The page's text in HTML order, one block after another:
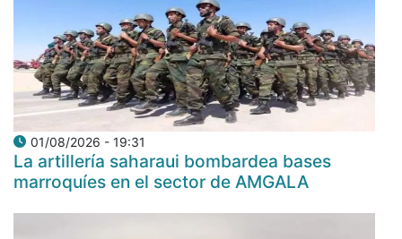
01/08/2026 - 19:31
La artillería saharaui bombardea bases
marroquíes en el sector de AMGALA